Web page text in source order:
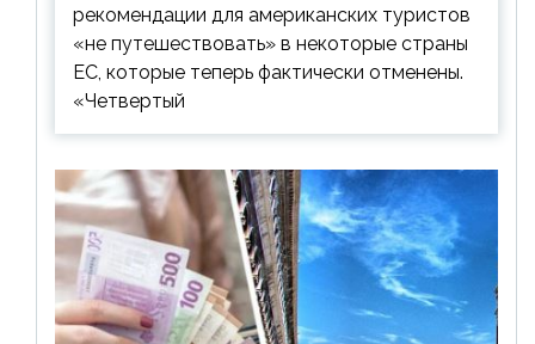
рекомендации для американских туристов
«не путешествовать» в некоторые страны
ЕС, которые теперь фактически отменены.
«Четвертый